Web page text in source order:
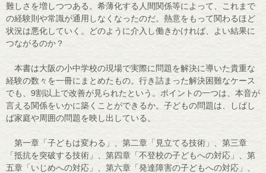
難しさを増しつつある。希薄化する人間関係等によって、これまで
の経験則や常識が通用しなくなったのだ。熱意をもって関わるほど
状況は悪化していく。どのように介入し働きかければ、よい結果に
つながるのか？
本書は大阪の小中学校の現場で実際に問題を解決に導いた貴重な
経験の数々を一冊にまとめたもの。行き詰まった解決困難なケース
でも、9割以上で改善が見られたという。ポイントの一つは、本音が
言える関係をいかに築くことができるか。子どもの問題は、しばし
ば家庭や周囲の問題を映し出している。
第一章「子どもは変わる」、第二章「見立てる技術」、第三章
「抵抗を突破する技術」、第四章「不登校の子どもへの対応」、第
五章「いじめへの対応」、第六章「発達障害の子どもへの対応」、